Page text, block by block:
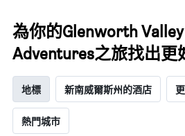
為你的Glenworth
Adventures之旅找出更
地標 新南威爾斯州的酒店
熱門城市